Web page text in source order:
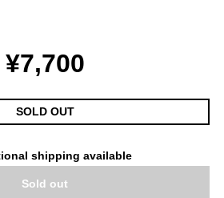
¥7,700
SOLD OUT
shipping available
Sold out